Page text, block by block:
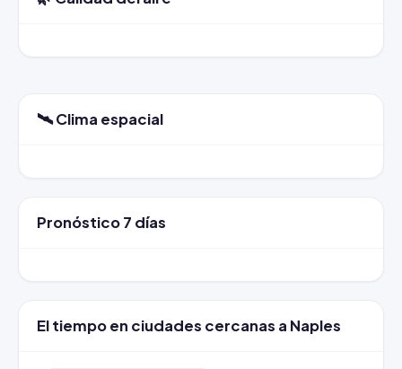
🛰️ Clima espacial
Pronóstico 7 días
El tiempo en ciudades cercanas a Naples